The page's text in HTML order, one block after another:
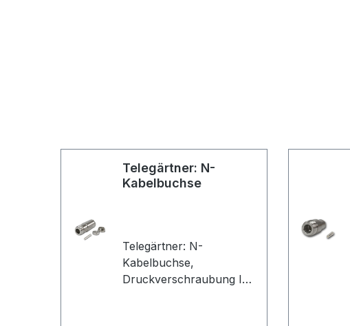
Telegärtner: N-
Kabelbuchse
Telegärtner: N-
Kabelbuchse,
Druckverschraubung IP